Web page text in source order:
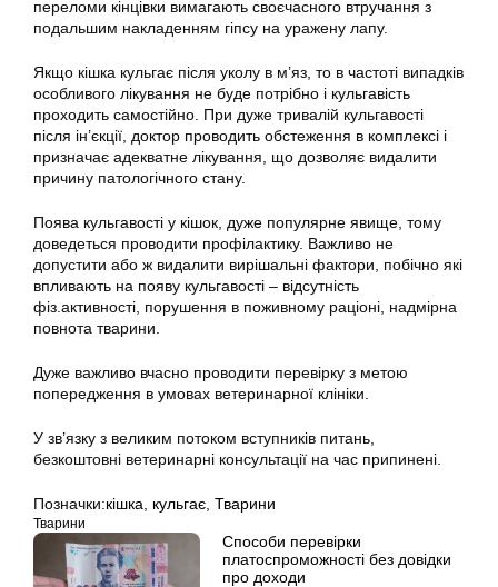
переломи кінцівки вимагають своєчасного втручання з
подальшим накладенням гіпсу на уражену лапу.
Якщо кішка кульгає після уколу в м’яз, то в частоті випадків
особливого лікування не буде потрібно і кульгавість
проходить самостійно. При дуже тривалій кульгавості
після ін’єкції, доктор проводить обстеження в комплексі і
призначає адекватне лікування, що дозволяє видалити
причину патологічного стану.
Поява кульгавості у кішок, дуже популярне явище, тому
доведеться проводити профілактику. Важливо не
допустити або ж видалити вирішальні фактори, побічно які
впливають на появу кульгавості – відсутність
фіз.активності, порушення в поживному раціоні, надмірна
повнота тварини.
Дуже важливо вчасно проводити перевірку з метою
попередження в умовах ветеринарної клініки.
У зв’язку з великим потоком вступників питань,
безкоштовні ветеринарні консультації на час припинені.
Позначки:кішка кульгає Тварини
Тварини
Способи перевірки
платоспроможності без довідки
про доходи